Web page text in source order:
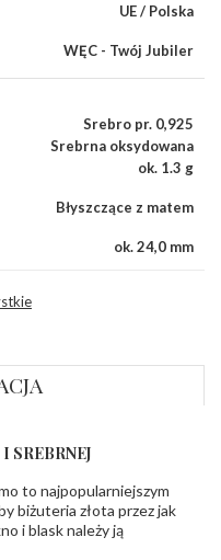
UE / Polska
WĘC - Twój Jubiler
Srebro pr. 0,925
Srebrna oksydowana
ok. 1.3 g
Błyszczące z matem
ok. 24,0 mm
92-107; sklep@wec.com.pl
w wieku poniżej 3 lat
SREBRNEJ
to najpopularniejszym
biżuteria złota przez jak
i blask należy ją